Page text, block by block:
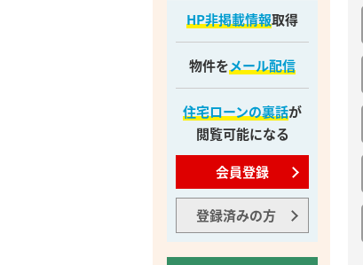
HP非掲載情報取得
物件をメール配信
住宅ローンの裏話が
閲覧可能になる
会員登録
登録済みの方